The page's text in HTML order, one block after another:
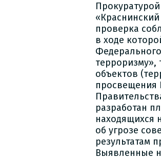
проверка
в ходе
терроризму»,
объектов
просвещения
разработан
находящихся
об угрозе
результатам
Выявленные